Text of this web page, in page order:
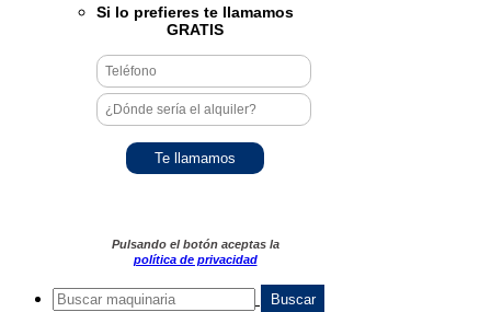
Si lo prefieres te llamamos
GRATIS
Pulsando el botón aceptas la
política de privacidad